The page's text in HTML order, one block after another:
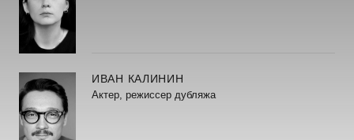
ИВАН КАЛИНИН
Актер, режиссер дубляжа